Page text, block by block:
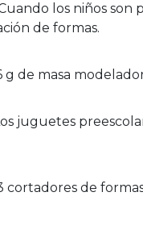
Cuando los niños
de formas.
g de masa
juguetes
cortadores de